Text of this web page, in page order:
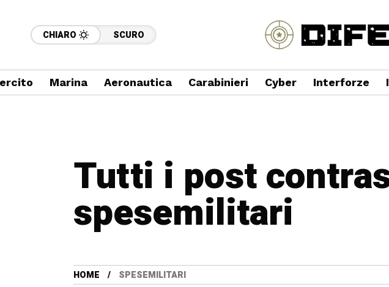
CHIARO SCURO
Marina Aeronautica Carabinieri Cyber Interforze
Tutti i post
spesemilitari
HOME SPESEMILITARI